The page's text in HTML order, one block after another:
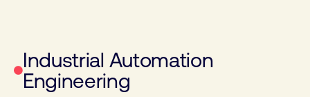
Industrial Automation
Engineering